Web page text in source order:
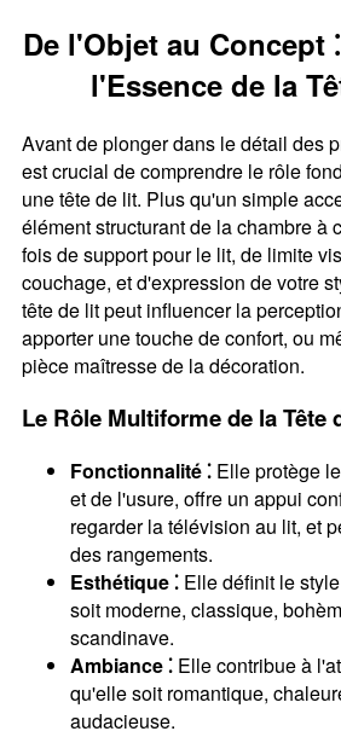
De l'Objet au Concept
l'Essence de la
Avant de plonger dans le détail des
est crucial de comprendre le rôle
une tête de lit. Plus qu'un simple
élément structurant de la chambre à
fois de support pour le lit, de limite
couchage, et d'expression de votre
tête de lit peut influencer la
apporter une touche de confort, ou
pièce maîtresse de la décoration.
Le Rôle Multiforme de la Tête
Fonctionnalité ⁚Elle protège
et de l'usure, offre un appui
regarder la télévision au lit, et
des rangements.
Esthétique ⁚Elle définit le
soit moderne, classique,
scandinave.
Ambiance ⁚Elle contribue à
qu'elle soit romantique,
audacieuse.